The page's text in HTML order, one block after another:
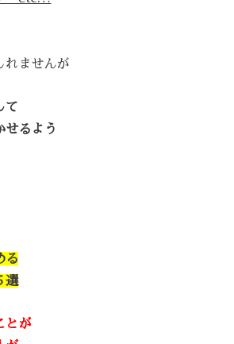
れませんが
て
せるよう
る
選
とが